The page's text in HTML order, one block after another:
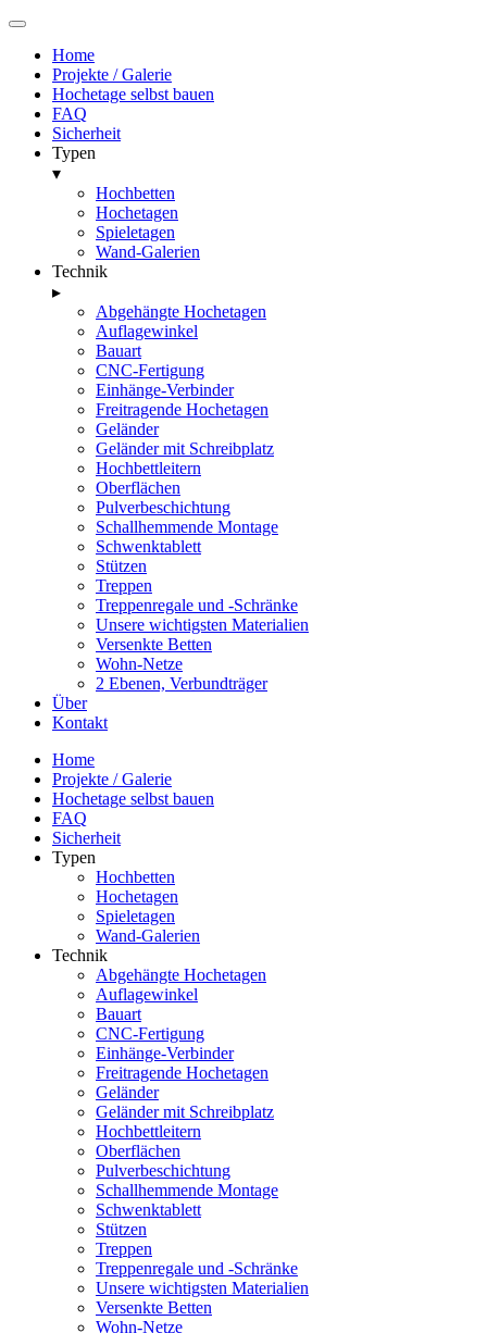
Home
Projekte / Galerie
Hochetage selbst bauen
FAQ
Sicherheit
Typen
▾
Hochbetten
Hochetagen
Spieletagen
Wand-Galerien
Technik
▸
Abgehängte Hochetagen
Auflagewinkel
Bauart
CNC-Fertigung
Einhänge-Verbinder
Freitragende Hochetagen
Geländer
Geländer mit Schreibplatz
Hochbettleitern
Oberflächen
Pulverbeschichtung
Schallhemmende Montage
Schwenktablett
Stützen
Treppen
Treppenregale und -Schränke
Unsere wichtigsten Materialien
Versenkte Betten
Wohn-Netze
2 Ebenen, Verbundträger
Über
Kontakt
Home
Projekte / Galerie
Hochetage selbst bauen
FAQ
Sicherheit
Typen
Hochbetten
Hochetagen
Spieletagen
Wand-Galerien
Technik
Abgehängte Hochetagen
Auflagewinkel
Bauart
CNC-Fertigung
Einhänge-Verbinder
Freitragende Hochetagen
Geländer
Geländer mit Schreibplatz
Hochbettleitern
Oberflächen
Pulverbeschichtung
Schallhemmende Montage
Schwenktablett
Stützen
Treppen
Treppenregale und -Schränke
Unsere wichtigsten Materialien
Versenkte Betten
Wohn-Netze